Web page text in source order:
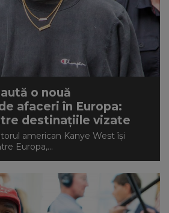
o nouă
afaceri în Europa:
destinațiile vizate
american Kanye West își
Europa,...